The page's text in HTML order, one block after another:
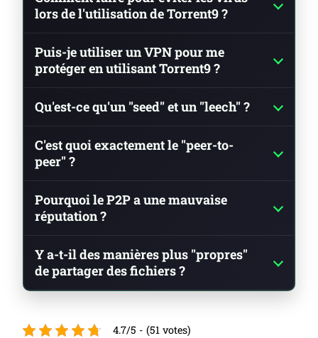
lors de l'utilisation de Torrent9 ?
Puis-je utiliser un VPN pour me
protéger en utilisant Torrent9 ?
Qu'est-ce qu'un "seed" et un "leech" ?
C'est quoi exactement le "peer-to-
peer" ?
Pourquoi le P2P a une mauvaise
réputation ?
Y a-t-il des manières plus "propres"
de partager des fichiers ?
4.7/5 - (51 votes)